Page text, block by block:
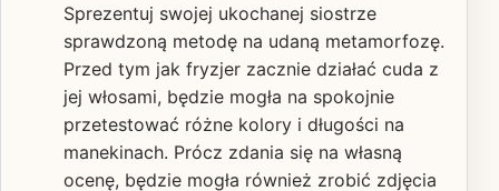
Sprezentuj swojej ukochanej siostrze
sprawdzoną metodę na udaną metamorfozę.
Przed tym jak fryzjer zacznie działać cuda z
jej włosami, będzie mogła na spokojnie
przetestować różne kolory i długości na
manekinach. Prócz zdania się na własną
ocenę, będzie mogła również zrobić zdjęcia